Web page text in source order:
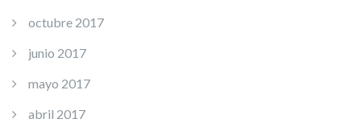
octubre 2017
junio 2017
mayo 2017
abril 2017